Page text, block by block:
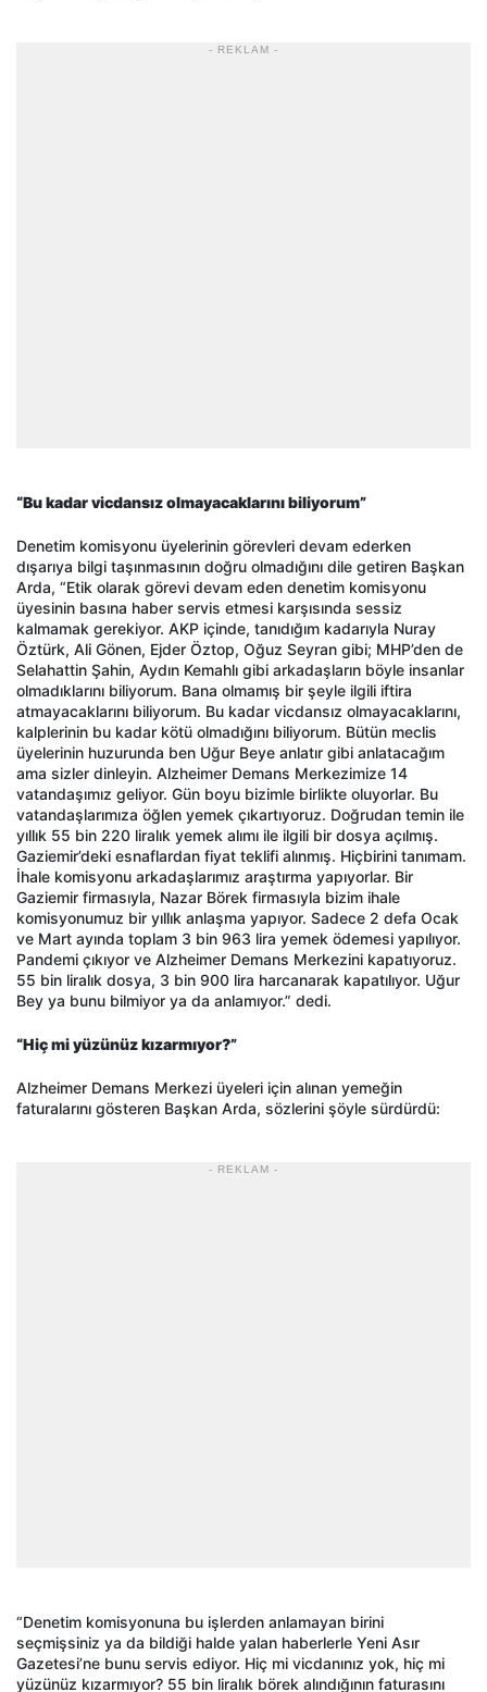
- REKLAM -
“Bu kadar vicdansız olmayacaklarını biliyorum”
Denetim komisyonu üyelerinin görevleri devam ederken
dışarıya bilgi taşınmasının doğru olmadığını dile getiren Başkan
Arda, “Etik olarak görevi devam eden denetim komisyonu
üyesinin basına haber servis etmesi karşısında sessiz
kalmamak gerekiyor. AKP içinde, tanıdığım kadarıyla Nuray
Öztürk, Ali Gönen, Ejder Öztop, Oğuz Seyran gibi; MHP’den de
Selahattin Şahin, Aydın Kemahlı gibi arkadaşların böyle insanlar
olmadıklarını biliyorum. Bana olmamış bir şeyle ilgili iftira
atmayacaklarını biliyorum. Bu kadar vicdansız olmayacaklarını,
kalplerinin bu kadar kötü olmadığını biliyorum. Bütün meclis
üyelerinin huzurunda ben Uğur Beye anlatır gibi anlatacağım
ama sizler dinleyin. Alzheimer Demans Merkezimize 14
vatandaşımız geliyor. Gün boyu bizimle birlikte oluyorlar. Bu
vatandaşlarımıza öğlen yemek çıkartıyoruz. Doğrudan temin ile
yıllık 55 bin 220 liralık yemek alımı ile ilgili bir dosya açılmış.
Gaziemir’deki esnaflardan fiyat teklifi alınmış. Hiçbirini tanımam.
İhale komisyonu arkadaşlarımız araştırma yapıyorlar. Bir
Gaziemir firmasıyla, Nazar Börek firmasıyla bizim ihale
komisyonumuz bir yıllık anlaşma yapıyor. Sadece 2 defa Ocak
ve Mart ayında toplam 3 bin 963 lira yemek ödemesi yapılıyor.
Pandemi çıkıyor ve Alzheimer Demans Merkezini kapatıyoruz.
55 bin liralık dosya, 3 bin 900 lira harcanarak kapatılıyor. Uğur
Bey ya bunu bilmiyor ya da anlamıyor.” dedi.
“Hiç mi yüzünüz kızarmıyor?”
Alzheimer Demans Merkezi üyeleri için alınan yemeğin
faturalarını gösteren Başkan Arda, sözlerini şöyle sürdürdü:
- REKLAM -
“Denetim komisyonuna bu işlerden anlamayan birini
seçmişsiniz ya da bildiği halde yalan haberlerle Yeni Asır
Gazetesi’ne bunu servis ediyor. Hiç mi vicdanınız yok, hiç mi
yüzünüz kızarmıyor? 55 bin liralık börek alındığının faturasını